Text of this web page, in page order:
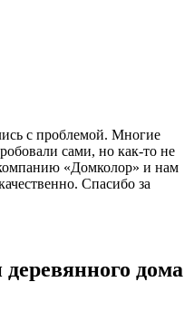
с проблемой. Многие
сами, но как-то не
«Домколор» и нам
Спасибо за
дома